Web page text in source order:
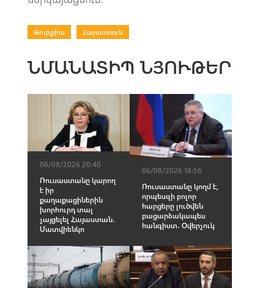
Թուրքիա Հայաստան
ՆՄԱՆԱՏԻՊ ՆՅՈՒԹԵՐ
06/08/2026 20:40
Ռուսաստանը կարող
է իր
քաղաքացիներին
խորհուրդ տալ
չայցելել Հայաստան․
Մատվիենկո
06/08/2026 18:56
Ռուսաստանը կողմ է,
որպեսզի բոլոր
հարցերը լուծվեն
բացարձակապես
հանգիստ․ Օվերչուկ